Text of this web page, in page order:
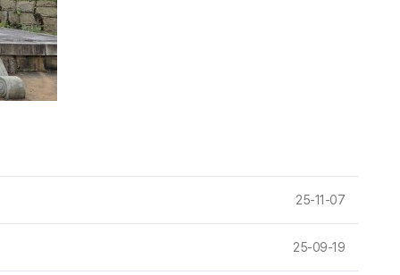
25-11-07
25-09-19